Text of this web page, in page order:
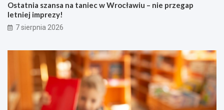
Ostatnia szansa na taniec w Wrocławiu – nie przegap
letniej imprezy!
7 sierpnia 2026